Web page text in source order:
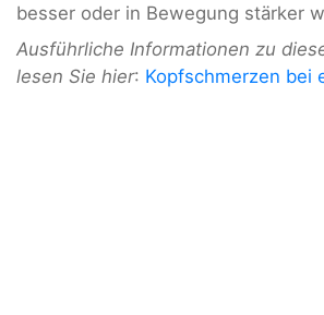
besser oder in Bewegung stärker
Ausführliche Informationen zu
lesen Sie hier: Kopfschmerzen bei